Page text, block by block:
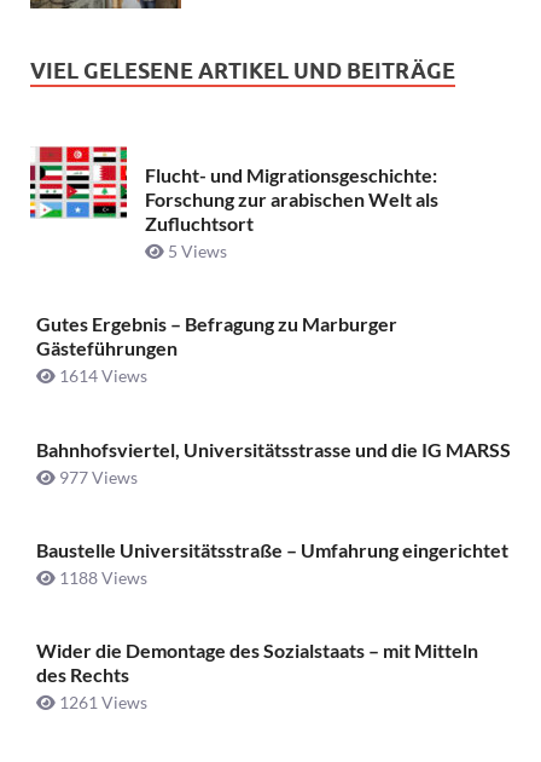
VIEL GELESENE ARTIKEL UND BEITRÄGE
Flucht- und Migrationsgeschichte:
Forschung zur arabischen Welt als
Zufluchtsort
5 Views
Gutes Ergebnis – Befragung zu Marburger
Gästeführungen
1614 Views
Bahnhofsviertel, Universitätsstrasse und die IG MARSS
977 Views
Baustelle Universitätsstraße ­– Umfahrung eingerichtet
1188 Views
Wider die Demontage des Sozialstaats – mit Mitteln
des Rechts
1261 Views